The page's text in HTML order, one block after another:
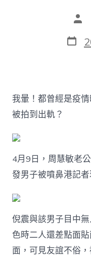
文
作
者
發
表
我暈！都曾經是疫
被拍到出軌？
4月9日，周慧敏老
發男子被噴鼻港記
倪震與該男子目中
色時二人還差點面
面，可見友誼不俗，